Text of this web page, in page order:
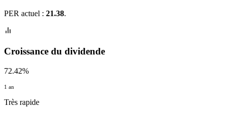
PER actuel : 21.38.
Croissance du dividende
72.42%
1 an
Très rapide